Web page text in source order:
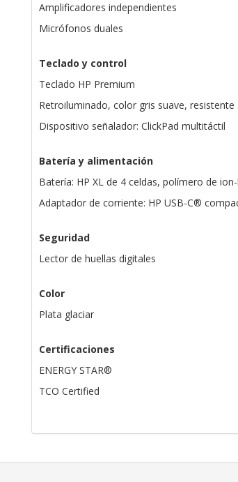
Amplificadores independientes
Micrófonos duales
Teclado y control
Teclado HP Premium
Retroiluminado, color gris suave, resistente
Dispositivo señalador: ClickPad multitáctil
Batería y alimentación
Batería: HP XL de 4 celdas, polímero de
Adaptador de corriente: HP USB-C®
Seguridad
Lector de huellas digitales
Color
Plata glaciar
Certificaciones
ENERGY STAR®
TCO Certified